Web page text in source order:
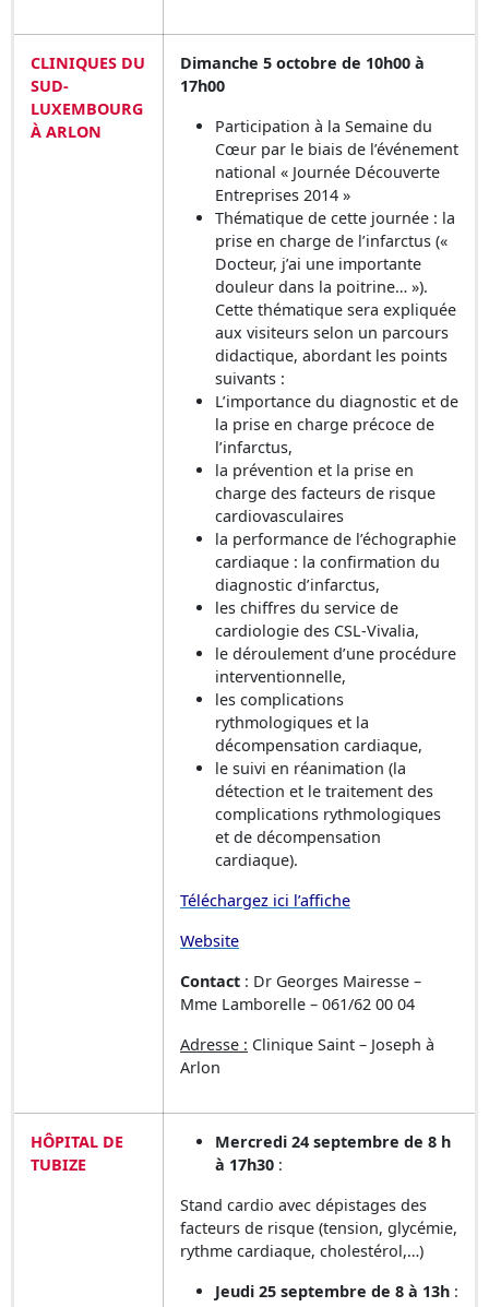
CLINIQUES DU
SUD-
LUXEMBOURG
À ARLON
Dimanche 5 octobre de 10h00 à
17h00
Participation à la Semaine du
Cœur par le biais de l’événement
national « Journée Découverte
Entreprises 2014 »
Thématique de cette journée : la
prise en charge de l’infarctus («
Docteur, j’ai une importante
douleur dans la poitrine… »).
Cette thématique sera expliquée
aux visiteurs selon un parcours
didactique, abordant les points
suivants :
L’importance du diagnostic et de
la prise en charge précoce de
l’infarctus,
la prévention et la prise en
charge des facteurs de risque
cardiovasculaires
la performance de l’échographie
cardiaque : la confirmation du
diagnostic d’infarctus,
les chiffres du service de
cardiologie des CSL-Vivalia,
le déroulement d’une procédure
interventionnelle,
les complications
rythmologiques et la
décompensation cardiaque,
le suivi en réanimation (la
détection et le traitement des
complications rythmologiques
et de décompensation
cardiaque).
Téléchargez ici l’affiche
Website
Contact : Dr Georges Mairesse –
Mme Lamborelle – 061/62 00 04
Adresse : Clinique Saint – Joseph à
Arlon
HÔPITAL DE
TUBIZE
Mercredi 24 septembre de 8 h
à 17h30 :
Stand cardio avec dépistages des
facteurs de risque (tension, glycémie,
rythme cardiaque, cholestérol,…)
Jeudi 25 septembre de 8 à 13h :